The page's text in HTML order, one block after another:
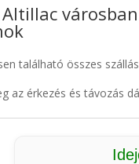
található összes
az érkezés és távozás